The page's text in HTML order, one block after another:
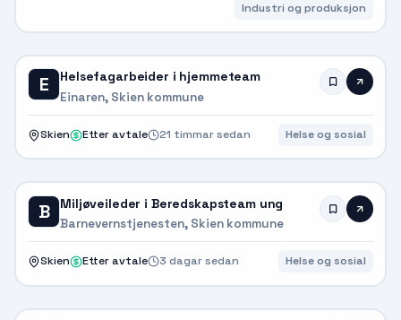
Industri og produksjon
E Helsefagarbeider i hjemmeteam
Einaren, Skien kommune
Skien Etter avtale 21 timmar sedan Helse og sosial
B Miljøveileder i Beredskapsteam ung
Barnevernstjenesten, Skien kommune
Skien Etter avtale 3 dagar sedan Helse og sosial